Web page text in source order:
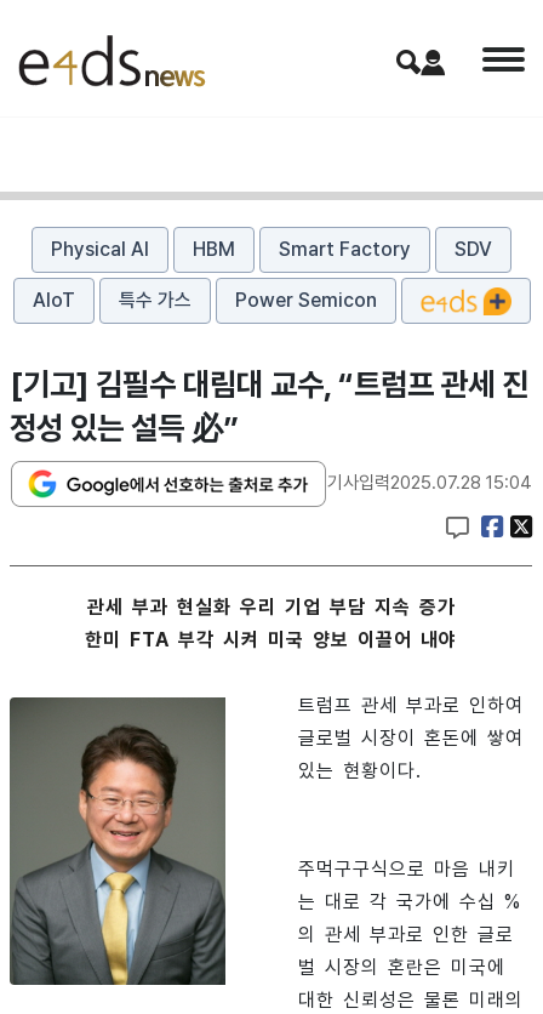
Physical AI HBM Smart Factory SDV
AIoT 특수 가스 Power Semicon
[기고] 김필수 대림대 교수, “트럼프 관세 진
정성 있는 설득 必”
기사입력2025.07.28 15:04
관세 부과 현실화 우리 기업 부담 지속 증가
한미 FTA 부각 시켜 미국 양보 이끌어 내야
트럼프 관세 부과로 인하여
글로벌 시장이 혼돈에 쌓여
있는 현황이다.
주먹구구식으로 마음 내키
는 대로 각 국가에 수십 %
의 관세 부과로 인한 글로
벌 시장의 혼란은 미국에
대한 신뢰성은 물론 미래의